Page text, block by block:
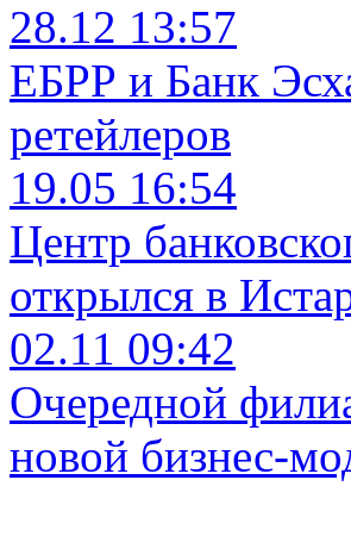
28.12 13:57
ЕБРР и Банк
ретейлеров
19.05 16:54
Центр
открылся в
02.11 09:42
Очередной
новой бизнес-